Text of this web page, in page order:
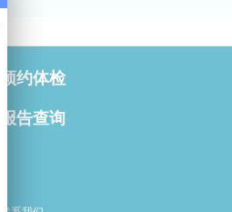
预约体检
报告查询